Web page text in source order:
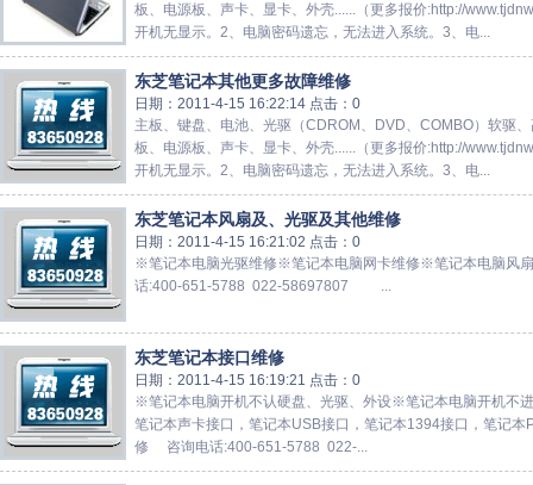
板、电源板、声卡、显卡、外壳......（更多报价:http://
开机无显示。2、电脑密码遗忘，无法进入系统。3、电...
东芝笔记本其他更多故障维修
日期：2011-4-15 16:22:14 点击：0
主板、键盘、电池、光驱（CDROM、DVD、COMBO）软驱
板、电源板、声卡、显卡、外壳......（更多报价:http://
开机无显示。2、电脑密码遗忘，无法进入系统。3、电...
东芝笔记本风扇及、光驱及其他维修
日期：2011-4-15 16:21:02 点击：0
※笔记本电脑光驱维修※笔记本电脑网卡维修※笔记本电脑
话:400-651-5788 022-58697807 ...
东芝笔记本接口维修
日期：2011-4-15 16:19:21 点击：0
※笔记本电脑开机不认硬盘、光驱、外设※笔记本电脑开机不
笔记本声卡接口，笔记本USB接口，笔记本1394接口，笔记
修 咨询电话:400-651-5788 022-...